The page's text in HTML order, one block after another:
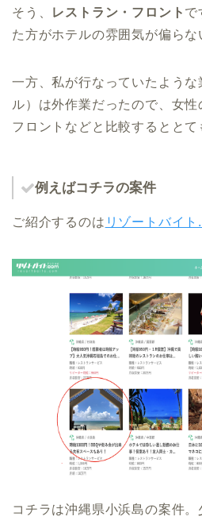
そう、 レストラン・フロント で
た方がホテルの雰囲気が偏らな
一方、私が行なっていたような
ル）は外作業だったので、女
フロントなどと比較するととて
例えばコチラの案件
ご紹介するのは リゾートバイト
コチラは沖縄県小浜島の案件